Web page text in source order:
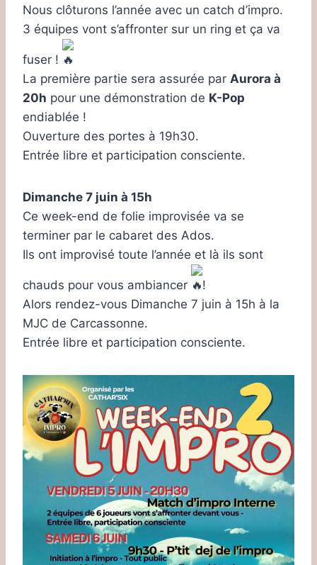
Nous clôturons l’année avec un catch d’impro.
3 équipes vont s’affronter sur un ring et ça va
fuser !
La première partie sera assurée par Aurora à
20h pour une démonstration de K-Pop
endiablée !
Ouverture des portes à 19h30.
Entrée libre et participation consciente.
Dimanche 7 juin à 15h
Ce week-end de folie improvisée va se
terminer par le cabaret des Ados.
Ils ont improvisé toute l’année et là ils sont
chauds pour vous ambiancer
!
Alors rendez-vous Dimanche 7 juin à 15h à la
MJC de Carcassonne.
Entrée libre et participation consciente.